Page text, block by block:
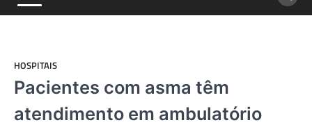
HOSPITAIS
Pacientes com asma têm
atendimento em ambulatório